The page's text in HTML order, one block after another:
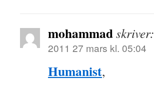
mohammadskriver:
2011 27 mars kl. 05:04
Humanist,